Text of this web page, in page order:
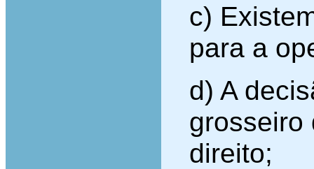
c)
para a
d) A
grosseiro
direito;